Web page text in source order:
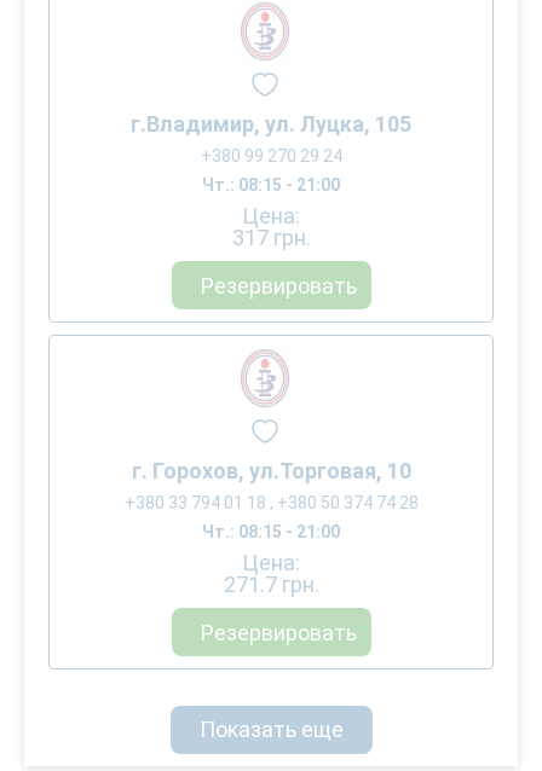
г.Владимир, ул. Луцка, 105
+380 99 270 29 24
Чт.: 08:15 - 21:00
Цена:
317 грн.
Резервировать
г. Горохов, ул.Торговая, 10
+380 33 794 01 18 , +380 50 374 74 28
Чт.: 08:15 - 21:00
Цена:
271.7 грн.
Резервировать
Показать еще